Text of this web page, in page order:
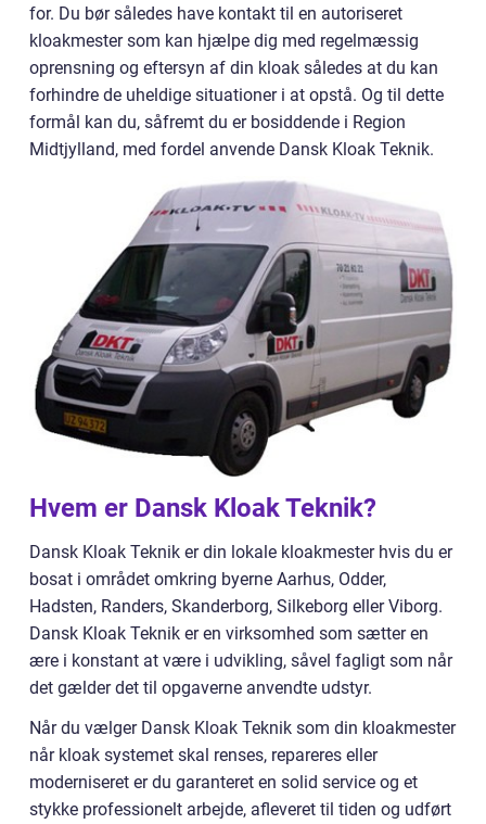
for. Du bør således have kontakt til en autoriseret
kloakmester som kan hjælpe dig med regelmæssig
oprensning og eftersyn af din kloak således at du kan
forhindre de uheldige situationer i at opstå. Og til dette
formål kan du, såfremt du er bosiddende i Region
Midtjylland, med fordel anvende Dansk Kloak Teknik.
Hvem er Dansk Kloak Teknik?
Dansk Kloak Teknik er din lokale kloakmester hvis du er
bosat i området omkring byerne Aarhus, Odder,
Hadsten, Randers, Skanderborg, Silkeborg eller Viborg.
Dansk Kloak Teknik er en virksomhed som sætter en
ære i konstant at være i udvikling, såvel fagligt som når
det gælder det til opgaverne anvendte udstyr.
Når du vælger Dansk Kloak Teknik som din kloakmester
når kloak systemet skal renses, repareres eller
moderniseret er du garanteret en solid service og et
stykke professionelt arbejde, afleveret til tiden og udført